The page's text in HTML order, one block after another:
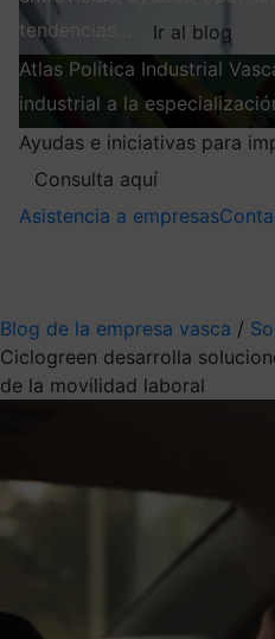
tendencias…
Ir al blog
Atlas Política Industrial
industrial a la
Ayudas e iniciativas para
Consulta aquí
Asistencia a empresas
Blog de la empresa vasca /
Ciclogreen desarrolla
de la movilidad laboral